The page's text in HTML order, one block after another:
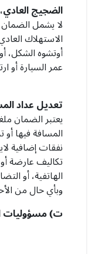
الضجيج
لا يشمل الضمان
الاستهلاك
أوتشوه الشكل،
عمر السيارة أو
تعديل عداد
يعتبر الضمان
المسافة فيها
نفقات إضافية
تكاليف عارضة
الهاتفية، أو
وبأي حال من
ت) مسؤوليات